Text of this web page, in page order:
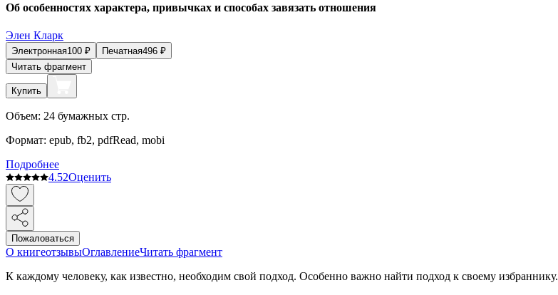
Об особенностях характера, привычках и способах завязать отношения
Элен Кларк
Электронная100 ₽ Печатная496 ₽
Читать фрагмент
Купить
Объем: 24 бумажных стр.
Формат: epub, fb2, pdfRead, mobi
Подробнее
4.52Оценить
Пожаловаться
О книгеотзывыОглавлениеЧитать фрагмент
К каждому человеку, как известно, необходим свой подход. Особенно важно найти подход к своему избраннику.